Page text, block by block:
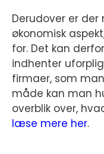
Derudover er
økonomisk
for. Det kan
indhenter
firmaer, som
måde kan man
overblik over,
læse mere her.